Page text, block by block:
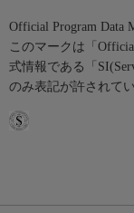
Official Program Data
このマークは「
式情報である「
のみ表記が許されて